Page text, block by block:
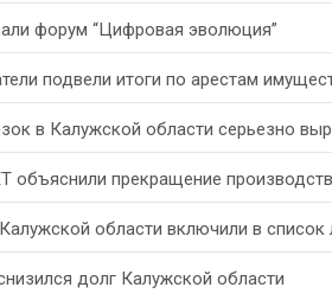
форум “Цифровая эволюция”
подвели итоги по арестам
в Калужской области серьезно
объяснили прекращение
области включили в список
долг Калужской области